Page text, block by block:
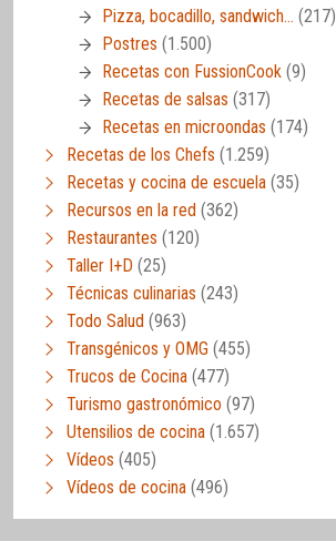
Pizza, bocadillo, sandwich… (217)
Postres (1.500)
Recetas con FussionCook (9)
Recetas de salsas (317)
Recetas en microondas (174)
Recetas de los Chefs (1.259)
Recetas y cocina de escuela (35)
Recursos en la red (362)
Restaurantes (120)
Taller I+D (25)
Técnicas culinarias (243)
Todo Salud (963)
Transgénicos y OMG (455)
Trucos de Cocina (477)
Turismo gastronómico (97)
Utensilios de cocina (1.657)
Vídeos (405)
Vídeos de cocina (496)